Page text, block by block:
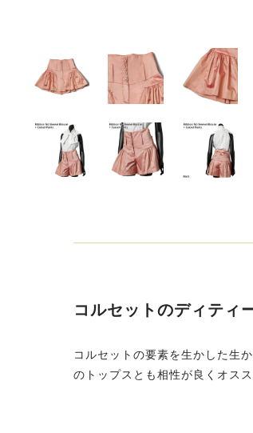
コルセットのディティ
コルセットの要素を生かした生
のトップスとも相性が良くオスス